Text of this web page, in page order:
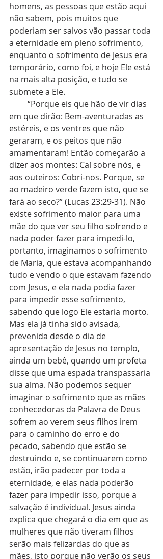
homens, as pessoas que estão aqui
não sabem, pois muitos que
poderiam ser salvos vão passar toda
a eternidade em pleno sofrimento,
enquanto o sofrimento de Jesus era
temporário, como foi, e hoje Ele está
na mais alta posição, e tudo se
submete a Ele.
“Porque eis que hão de vir dias
em que dirão: Bem-aventuradas as
estéreis, e os ventres que não
geraram, e os peitos que não
amamentaram! Então começarão a
dizer aos montes: Caí sobre nós, e
aos outeiros: Cobri-nos. Porque, se
ao madeiro verde fazem isto, que se
fará ao seco?” (Lucas 23:29-31). Não
existe sofrimento maior para uma
mãe do que ver seu filho sofrendo e
nada poder fazer para impedi-lo,
portanto, imaginamos o sofrimento
de Maria, que estava acompanhando
tudo e vendo o que estavam fazendo
com Jesus, e ela nada podia fazer
para impedir esse sofrimento,
sabendo que logo Ele estaria morto.
Mas ela já tinha sido avisada,
prevenida desde o dia de
apresentação de Jesus no templo,
ainda um bebê, quando um profeta
disse que uma espada transpassaria
sua alma. Não podemos sequer
imaginar o sofrimento que as mães
conhecedoras da Palavra de Deus
sofrem ao verem seus filhos irem
para o caminho do erro e do
pecado, sabendo que estão se
destruindo e, se continuarem como
estão, irão padecer por toda a
eternidade, e elas nada poderão
fazer para impedir isso, porque a
salvação é individual. Jesus ainda
explica que chegará o dia em que as
mulheres que não tiveram filhos
serão mais felizardas do que as
mães, isto porque não verão os seus